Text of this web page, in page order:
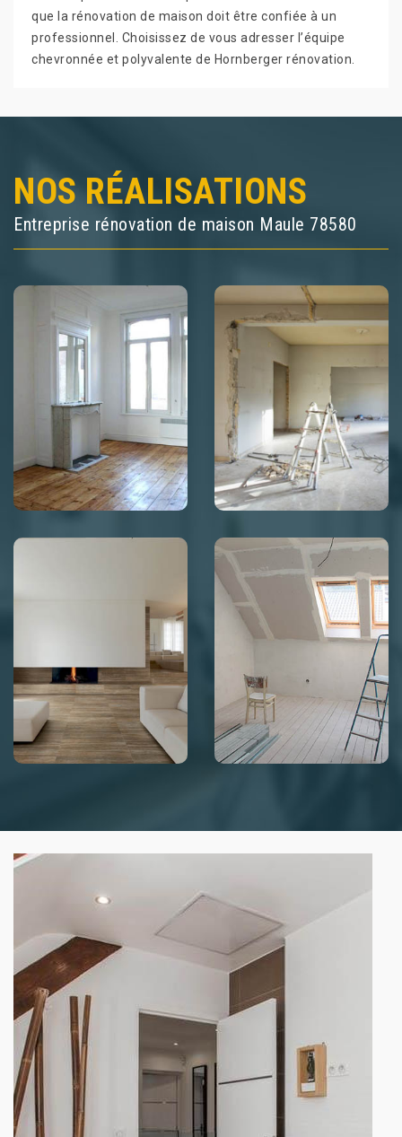
que la rénovation de maison doit être confiée à un
professionnel. Choisissez de vous adresser l’équipe
chevronnée et polyvalente de Hornberger rénovation.
NOS RÉALISATIONS
Entreprise rénovation de maison Maule 78580